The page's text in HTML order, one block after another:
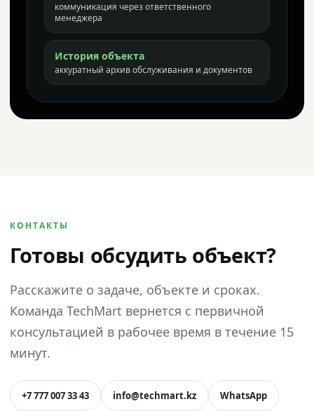
коммуникация через ответственного
менеджера
История объекта
аккуратный архив обслуживания и документов
КОНТАКТЫ
Готовы обсудить объект?
Расскажите о задаче, объекте и сроках.
Команда TechMart вернется с первичной
консультацией в рабочее время в течение 15
минут.
+7 777 007 33 43 info@techmart.kz WhatsApp